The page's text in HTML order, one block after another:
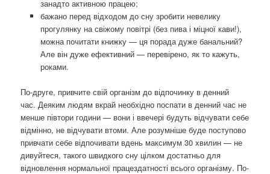
занадто активною працею;
бажано перед відходом до сну зробити невелику
прогулянку на свіжому повітрі (без пива і міцної кави!),
можна почитати книжку — ця порада дуже банальний?
Але він дуже ефективний — перевірено, як то кажуть,
роками.
По-друге, привчите свій організм до відпочинку в денний
час. Деяким людям вкрай необхідно поспати в денний час не
менше півтори години — вони і ввечері будуть відчувати себе
відмінно, не відчувати втоми. Але розумніше буде поступово
привчати себе відпочивати вдень максимум 30 хвилин — не
дивуйтеся, такого швидкого сну цілком достатньо для
відновлення нормальної працездатності всього організму. По-